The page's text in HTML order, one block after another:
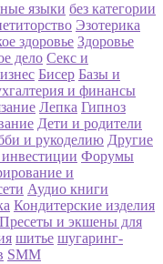
языки без категории
Эзотерика
здоровье Здоровье
дело Секс и
Бисер Базы и
и финансы
Лепка Гипноз
Дети и родители
и рукоделию Другие
Форумы
и
Аудио книги
Кондитерские изделия
Пресеты и экшены для
шитье шугаринг-
SMM